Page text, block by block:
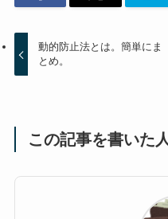
動的防止法とは。簡単にま
とめ。
この記事を書いた人